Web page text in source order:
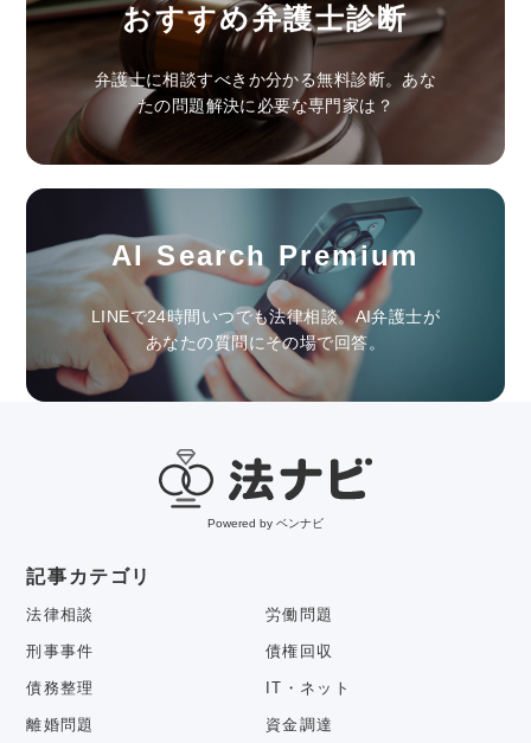
おすすめ弁護士診断
弁護士に相談すべきか分かる無料診断。あな
たの問題解決に必要な専門家は？
AI Search Premium
LINEで24時間いつでも法律相談。AI弁護士が
あなたの質問にその場で回答。
Powered by ベンナビ
記事カテゴリ
法律相談 労働問題
刑事事件 債権回収
債務整理 IT・ネット
離婚問題 資金調達